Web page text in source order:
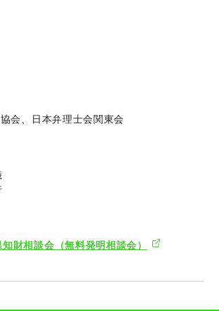
会、日本弁理士会関東会
財相談会（無料発明相談会）